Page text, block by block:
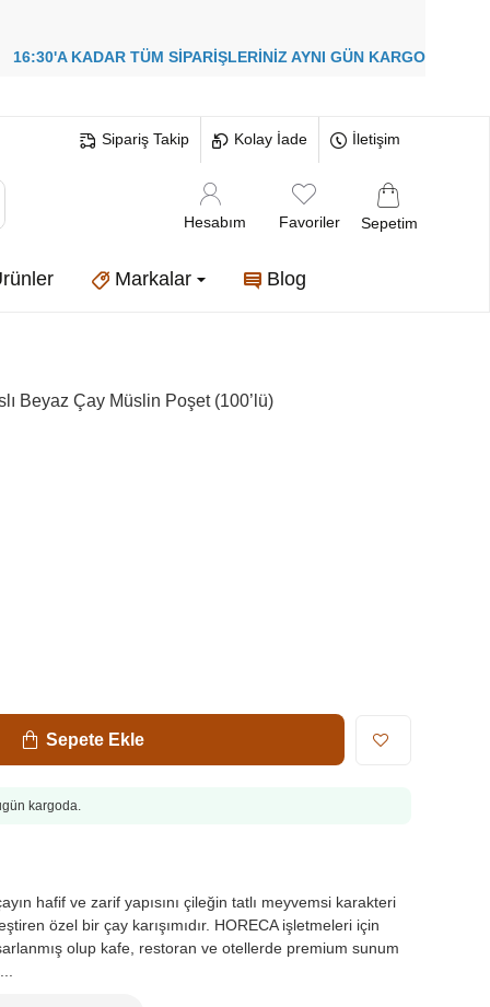
16:30'A KADAR TÜM SİPARİŞLERİNİZ AYNI GÜN KARGO
Sipariş Takip Kolay İade İletişim
Hesabım Favoriler Sepetim
Markalar Blog
Beyaz Çay Müslin Poşet (100’lü)
Sepete Ekle
hafif ve zarif yapısını çileğin tatlı meyvemsi karakteri
özel bir çay karışımıdır. HORECA işletmeleri için
olup kafe, restoran ve otellerde premium sunum
kargoda.